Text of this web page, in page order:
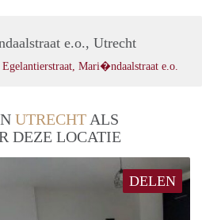
e.o., Utrecht
Mari�ndaalstraat e.o.
UTRECHT ALS
DEZE LOCATIE
DELEN